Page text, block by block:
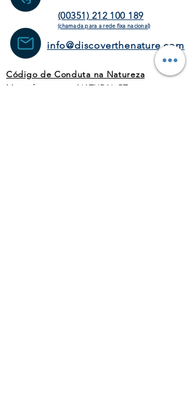
(00351) 212 100 189
(chamada para a rede fixa nacional)
info@discoverthenature.com
Código de Conduta na Natureza
Mais informações: NATURAL .PT